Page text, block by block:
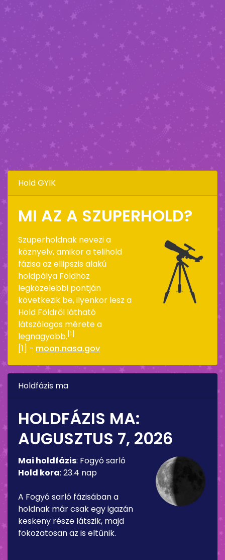
Hold GYIK
MI AZ A SZUPERHOLD?
Szuperholdnak nevezi a
köznyelv, amikor a telihold
fázisa az ellipszis alakú
holdpálya Földhöz
legközelebbi pontján
következik be, ilyenkor lesz a
Hold Földről látható
látszólagos mérete a
legnagyobb. [1]
[1] - moon.nasa.gov
Holdfázis ma
HOLDFÁZIS MA:
AUGUSZTUS 7, 2026
Mai holdfázis: Fogyó sarló
Hold kora: 23.4 nap
A Fogyó sarló fázisában a
holdnak már csak egy igazán
keskeny része látszik, majd
fokozatosan az is eltűnik.